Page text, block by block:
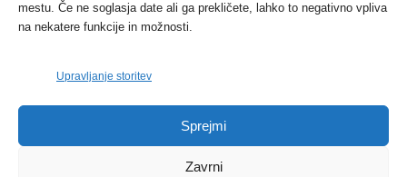
mestu. Če ne soglasja date ali ga prekličete, lahko to negativno vpliva
na nekatere funkcije in možnosti.
Upravljanje storitev
Sprejmi
Zavrni
Tožilstvo v Celovcu v korist elektrarnam
Verbund
FOTO: Razstava cvetličarskega mojstra Andreja
Dogodki 27. novembra, 2017